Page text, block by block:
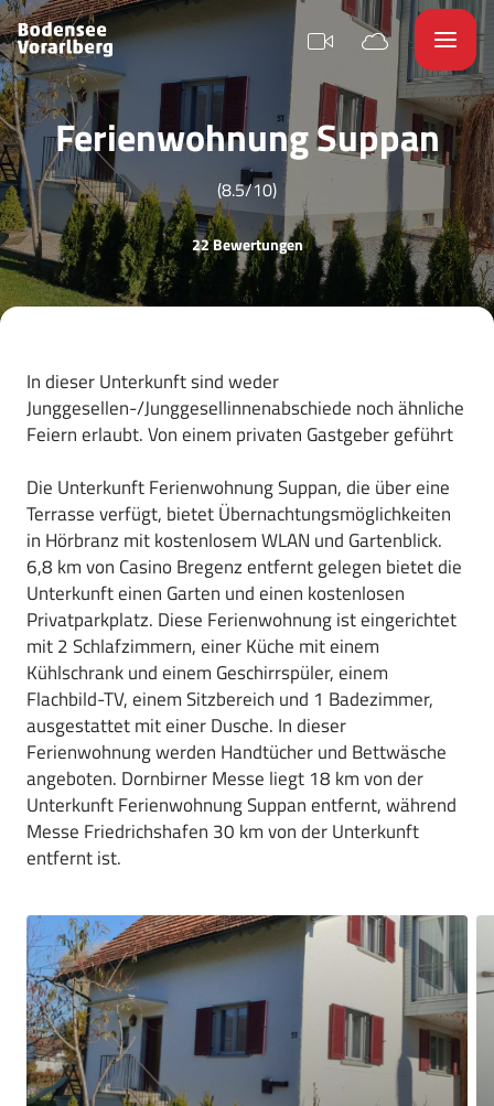
Ferienwohnung Suppan
(8.5/10)
22 Bewertungen
In dieser Unterkunft sind weder
Junggesellen-/Junggesellinnenabschiede noch ähnliche
Feiern erlaubt. Von einem privaten Gastgeber geführt
Die Unterkunft Ferienwohnung Suppan, die über eine
Terrasse verfügt, bietet Übernachtungsmöglichkeiten
in Hörbranz mit kostenlosem WLAN und Gartenblick.
6,8 km von Casino Bregenz entfernt gelegen bietet die
Unterkunft einen Garten und einen kostenlosen
Privatparkplatz. Diese Ferienwohnung ist eingerichtet
mit 2 Schlafzimmern, einer Küche mit einem
Kühlschrank und einem Geschirrspüler, einem
Flachbild-TV, einem Sitzbereich und 1 Badezimmer,
ausgestattet mit einer Dusche. In dieser
Ferienwohnung werden Handtücher und Bettwäsche
angeboten. Dornbirner Messe liegt 18 km von der
Unterkunft Ferienwohnung Suppan entfernt, während
Messe Friedrichshafen 30 km von der Unterkunft
entfernt ist.